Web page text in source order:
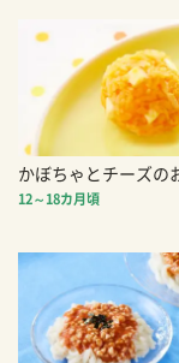
かぼちゃとチーズの
12～18カ月頃